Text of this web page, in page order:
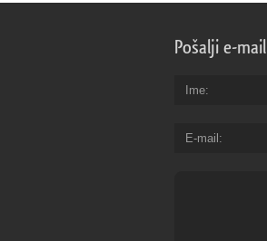
Pošalji e-mail
Ime
E-mail